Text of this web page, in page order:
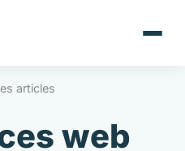
articles
web